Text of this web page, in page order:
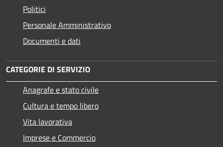
Politici
Personale Amministrativo
Documenti e dati
CATEGORIE DI SERVIZIO
Anagrafe e stato civile
Cultura e tempo libero
Vita lavorativa
Imprese e Commercio